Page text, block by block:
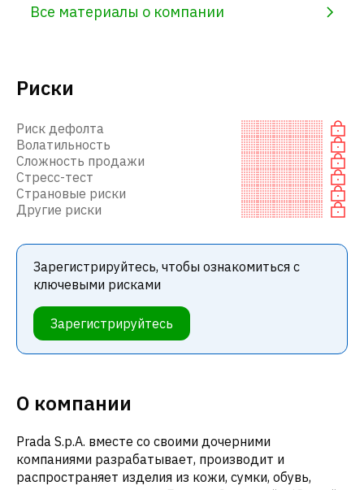
Все материалы о компании
Риски
Риск дефолта
Волатильность
Сложность продажи
Стресс-тест
Страновые риски
Другие риски
Зарегистрируйтесь, чтобы ознакомиться с
ключевыми рисками
Зарегистрируйтесь
О компании
Prada S.p.A. вместе со своими дочерними
компаниями разрабатывает, производит и
распространяет изделия из кожи, сумки, обувь,